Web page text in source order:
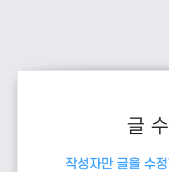
글
작성자만 글을 수